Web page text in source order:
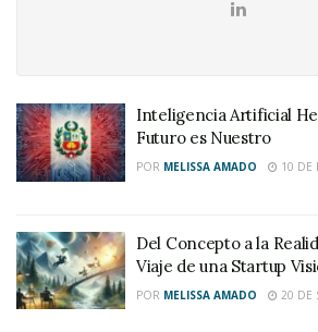
Inteligencia Artificial
Futuro es Nuestro
POR MELISSA AMADO 10 DE
Del Concepto a la
Viaje de una Startup
POR MELISSA AMADO 20 DE